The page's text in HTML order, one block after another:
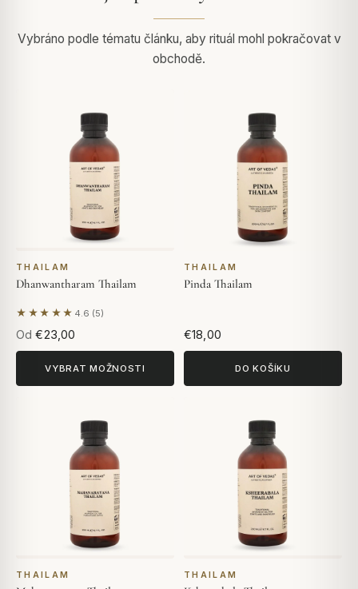
Vybráno podle tématu článku, aby rituál mohl pokračovat v
obchodě.
THAILAM
Dhanwantharam Thailam
★★★★★ 4.6 (5)
Na základě 5 hodnocení
Od €23,00
VYBRAT MOŽNOSTI
THAILAM
Pinda Thailam
€18,00
DO KOŠÍKU
THAILAM THAILAM